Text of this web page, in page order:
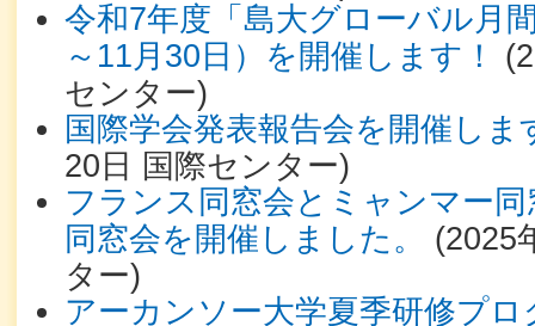
令和7年度「島大グローバル月
～11月30日）を開催します！
(
センター)
国際学会発表報告会を開催しま
20日 国際センター)
フランス同窓会とミャンマー
同窓会を開催しました。
(2025
ター)
アーカンソー大学夏季研修プ